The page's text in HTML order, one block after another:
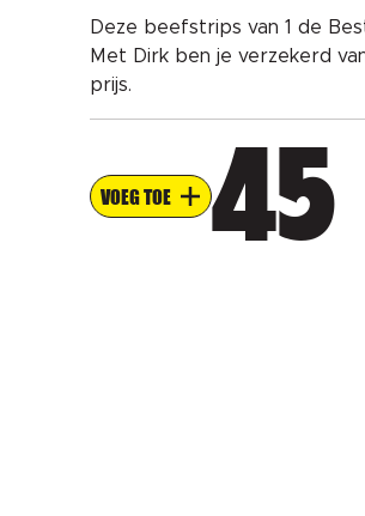
Deze beefstrips van 1 de
Met Dirk ben je verzekerd
prijs.
VOEG TOE 45